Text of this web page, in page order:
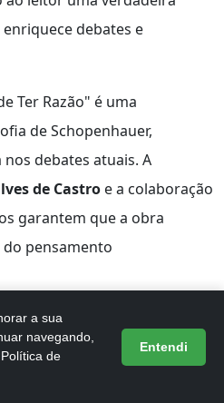
debates e
Ter Razão" é uma
de Schopenhauer,
debates atuais. A
de Castro e a colaboração
garantem que a obra
pensamento
para vencer
a sua
navegando,
de
Entendi